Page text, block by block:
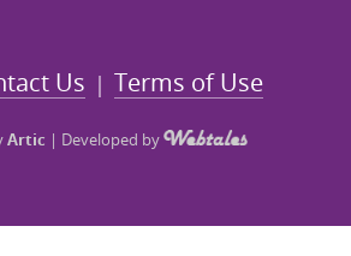
Terms of Use
|
Us
Artic | Developed by